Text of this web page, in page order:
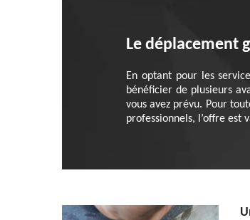
Le déplacement
En optant pour les
bénéficier de plusieurs
vous avez prévu. Pour
professionnels, l’offre est